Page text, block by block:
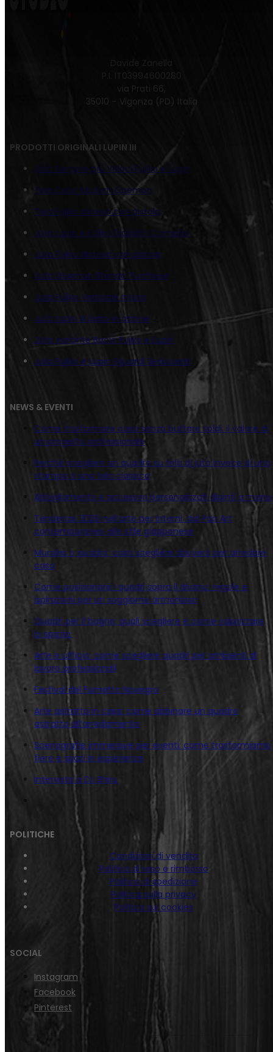
via Prati 66,
35010 – Vigonza (PD) Italia
PRODOTTI ORIGINALI LUPIN III
Juta Sempre più Veloci Fujiko e Lupin
Tela Color Modern Goemon
Tela Fujiko distesa con pistola
Juta Lupin e Fujiko Diabolici Complici
Juta Fujiko distesa con pistola
Juta Goemon Sfondo Turchese
Juta Fujiko Verticale Intera
Juta Lupin III ladro in azione
Juta variante Bacio Fujiko e Lupin
Juta Fujiko e Lupin Sguardi Seducenti
NEWS & EVENTI
Come trasformare casa senza buttare soldi: il valore di
un progetto professionale
Perché scegliere un quadro su tela di juta invece di una
stampa o una tela classica
Abbigliamento e accessori personalizzati dipinti a mano
Tendenze 2026 nell’arte per interni: dal Pop Art
contemporaneo allo stile giapponese
Murales o quadro: cosa scegliere davvero per arredare
casa
Come posizionare i quadri sopra il divano: regole e
ispirazioni per un soggiorno armonioso
Quadri per il bagno: quali scegliere e come valorizzare
lo spazio
Arte e ufficio: come scegliere quadri per ambienti di
lavoro professionali
Festival del Fumetto Novegro
Arte astratta in casa: come abbinare un quadro
astratto all’arredamento
Scenografie immersive per eventi: come trasformiamo
fiere e spazi in esperienze
Intervista a DJ Shiru
POLITICHE
Condizioni di vendita
Politica di reso e rimborso
Politica di spedizione
Politica sulla privacy
Politica sui cookies
SOCIAL
Instagram
Facebook
Pinterest